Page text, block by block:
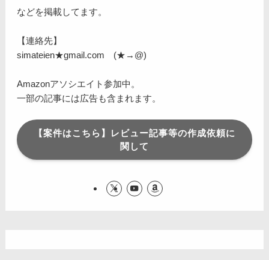
などを掲載してます。
【連絡先】
simateien★gmail.com (★→@)
Amazonアソシエイト参加中。
一部の記事には広告も含まれます。
【案件はこちら】レビュー記事等の作成依頼に
関して